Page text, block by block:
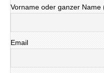
Vorname oder ganzer Name
Email